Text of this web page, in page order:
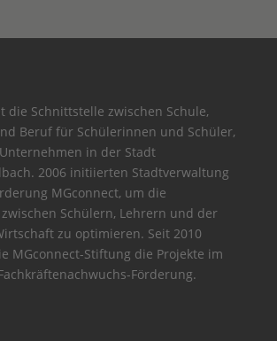
die Schnittstelle zwischen Schule,
Beruf für Schülerinnen und Schüler,
in der Stadt
2006 initiierten Stadtverwaltung
MGconnect, um die
Schülern, Lehrern und der
zu optimieren. Seit 2010
MGconnect-Stiftung die Projekte im
Förderung.